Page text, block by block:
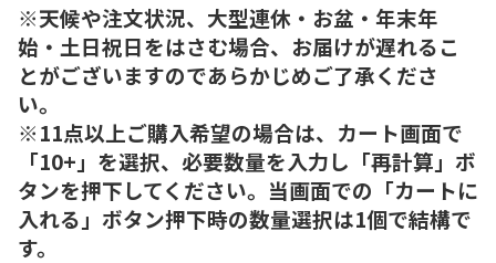
※天候や注文状況、大型連休・お盆・年末年
始・土日祝日をはさむ場合、お届けが遅れるこ
とがございますのであらかじめご了承くださ
い。
※11点以上ご購入希望の場合は、カート画面で
「10+」を選択、必要数量を入力し「再計算」ボ
タンを押下してください。当画面での「カートに
入れる」ボタン押下時の数量選択は1個で結構で
す。